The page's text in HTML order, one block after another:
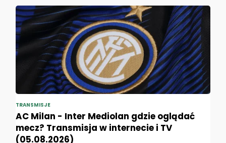
TRANSMISJE
AC Milan - Inter Mediolan gdzie oglądać
mecz? Transmisja w internecie i TV
(05.08.2026)